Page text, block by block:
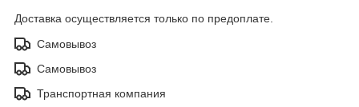
Доставка осуществляется только по предоплате.
Самовывоз
Самовывоз
Транспортная компания